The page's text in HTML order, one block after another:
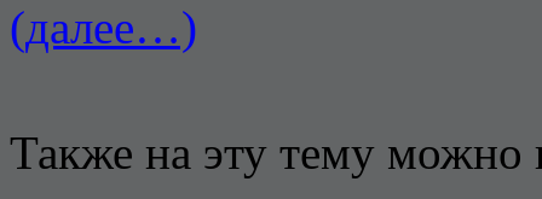
(далее…)
Также на эту тему можно